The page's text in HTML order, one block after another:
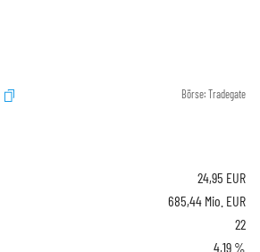
Börse: Tradegate
24,95 EUR
685,44 Mio. EUR
22
4,19 %